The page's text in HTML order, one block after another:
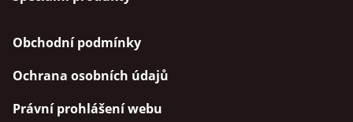
Obchodní podmínky
Ochrana osobních údajů
Právní prohlášení webu